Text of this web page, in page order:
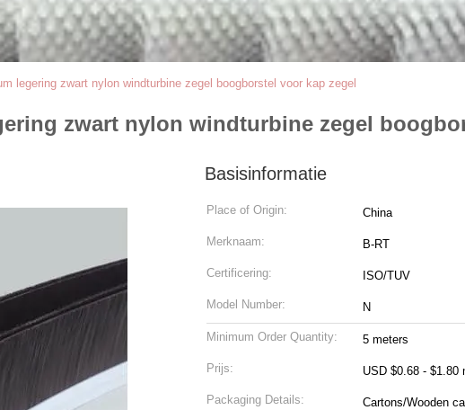
legering zwart nylon windturbine zegel boogborstel voor kap zegel
zwart nylon windturbine zegel
Basisinformatie
Place of Origin: China
Merknaam: B-RT
Certificering: ISO/TUV
Model Number: N
Minimum Order Quantity: 5 meters
Prijs: USD $0.68 - $1.80
Packaging Details: Cartons/Wooden